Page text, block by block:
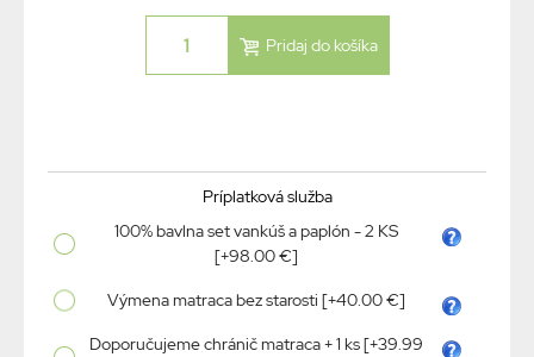
Príplatková služba
100% bavlna set vankúš a paplón - 2 KS
[+98.00 €]
Výmena matraca bez starosti [+40.00 €]
Doporučujeme chránič matraca + 1 ks [+39.99